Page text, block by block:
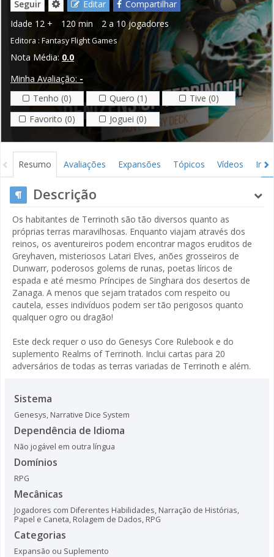
Seguir Editar
Compartilhar
Idade 12 + 120 min 2 a 10 jogadores
Editora : Fantasy Flight Games
Nota Média: 0.0
Minha Avaliação: -
Tenho (0)
Quero (1)
Tive (0)
Favorito (0)
Joguei (0)
Resumo Avaliações Expansões Tópicos Vídeos
Descrição
Os habitantes de Terrinoth são tão diversos quanto as
próprias terras maravilhosas. Enquanto viajam através dos
reinos, os aventureiros podem encontrar magos eruditos de
Greyhaven, misteriosos Latari Elves, anões grosseiros de
Dunwarr, poderosos golems de runas, poetas líricos de
espada e até mesmo Príncipes de Singhara dos desertos de
Zanaga. A menos que sejam tratados com respeito ou
cautela, esses indivíduos podem ser tão perigosos quanto
qualquer ogro ou dragão!
Este deck requer o uso do Genesys Core Rulebook e do
suplemento Realms of Terrinoth. Inclui cartas para 20
adversários de todas as terras variadas de Terrinoth e além.
Sistema
Genesys, Narrative Dice System
Dependência de Idioma
Não jogável em outra língua
Domínios
RPG
Mecânicas
Jogadores com Diferentes Habilidades, Narração de Histórias,
Papel e Caneta, Rolagem de Dados, RPG
Categorias
Expansão ou Suplemento